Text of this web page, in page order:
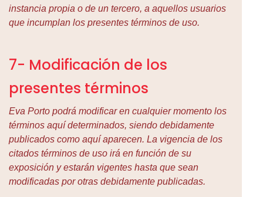
instancia propia o de un tercero, a aquellos usuarios
que incumplan los presentes términos de uso.
7- Modificación de los
presentes términos
Eva Porto podrá modificar en cualquier momento los
términos aquí determinados, siendo debidamente
publicados como aquí aparecen. La vigencia de los
citados términos de uso irá en función de su
exposición y estarán vigentes hasta que sean
modificadas por otras debidamente publicadas.